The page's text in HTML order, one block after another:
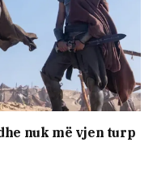
nuk më vjen turp